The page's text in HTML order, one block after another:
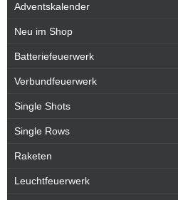
Adventskalender
Neu im Shop
Batteriefeuerwerk
Verbundfeuerwerk
Single Shots
Single Rows
Raketen
Leuchtfeuerwerk